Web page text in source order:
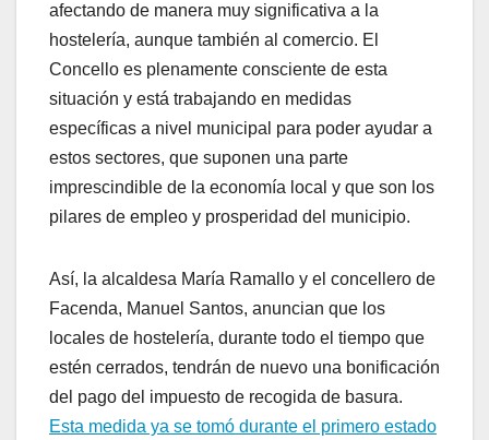
afectando de manera muy significativa a la
hostelería, aunque también al comercio. El
Concello es plenamente consciente de esta
situación y está trabajando en medidas
específicas a nivel municipal para poder ayudar a
estos sectores, que suponen una parte
imprescindible de la economía local y que son los
pilares de empleo y prosperidad del municipio.
Así, la alcaldesa María Ramallo y el concellero de
Facenda, Manuel Santos, anuncian que los
locales de hostelería, durante todo el tiempo que
estén cerrados, tendrán de nuevo una bonificación
del pago del impuesto de recogida de basura.
Esta medida ya se tomó durante el primero estado